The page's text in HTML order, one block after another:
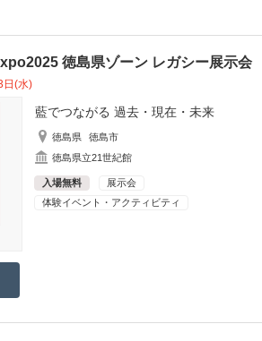
徳島県ゾーン レガシー展示会
日(水)
藍でつながる 過去・現在・未来
徳島県
徳島市
徳島県立21世紀館
入場無料
展示会
体験イベント・アクティビティ